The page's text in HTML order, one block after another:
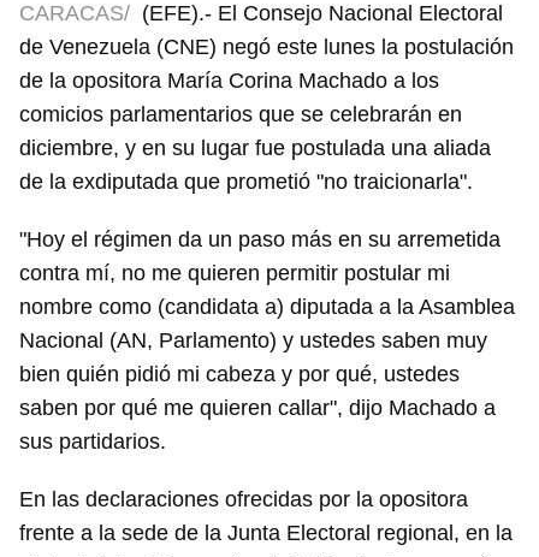
CARACAS/ (EFE).- El Consejo Nacional Electoral
de Venezuela (CNE) negó este lunes la postulación
de la opositora María Corina Machado a los
comicios parlamentarios que se celebrarán en
diciembre, y en su lugar fue postulada una aliada
de la exdiputada que prometió "no traicionarla".
"Hoy el régimen da un paso más en su arremetida
contra mí, no me quieren permitir postular mi
nombre como (candidata a) diputada a la Asamblea
Nacional (AN, Parlamento) y ustedes saben muy
bien quién pidió mi cabeza y por qué, ustedes
saben por qué me quieren callar", dijo Machado a
sus partidarios.
En las declaraciones ofrecidas por la opositora
frente a la sede de la Junta Electoral regional, en la